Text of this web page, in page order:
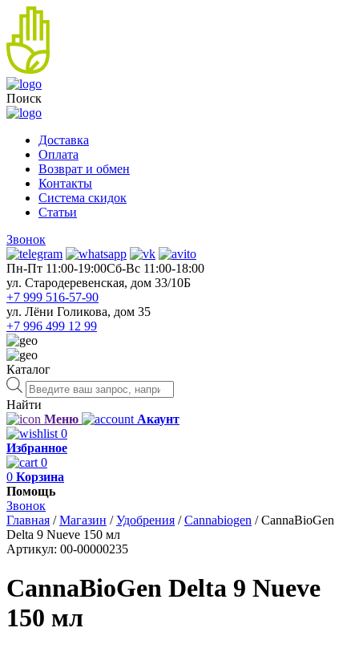
Поиск
Доставка
Оплата
Возврат и обмен
Контакты
Система скидок
Статьи
Звонок
Пн-Пт 11:00-19:00Cб-Вс 11:00-18:00
ул. Стародеревенская, дом 33/10Б
+7 999 516-57-90
ул. Лёни Голикова, дом 35
+7 996 499 12 99
Каталог
Поиск
товаров
Найти
Меню
Акаунт
0
Избранное
0
0 Корзина
Помощь
Звонок
Главная /Магазин /Удобрения /Cannabiogen /CannaBioGen
Delta 9 Nueve 150 мл
Артикул: 00-00000235
CannaBioGen Delta 9 Nueve
150 мл